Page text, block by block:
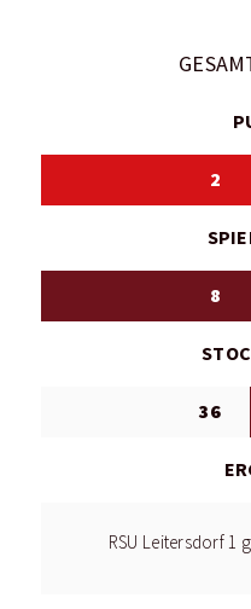
2
8
36
RSU Leitersdorf 1